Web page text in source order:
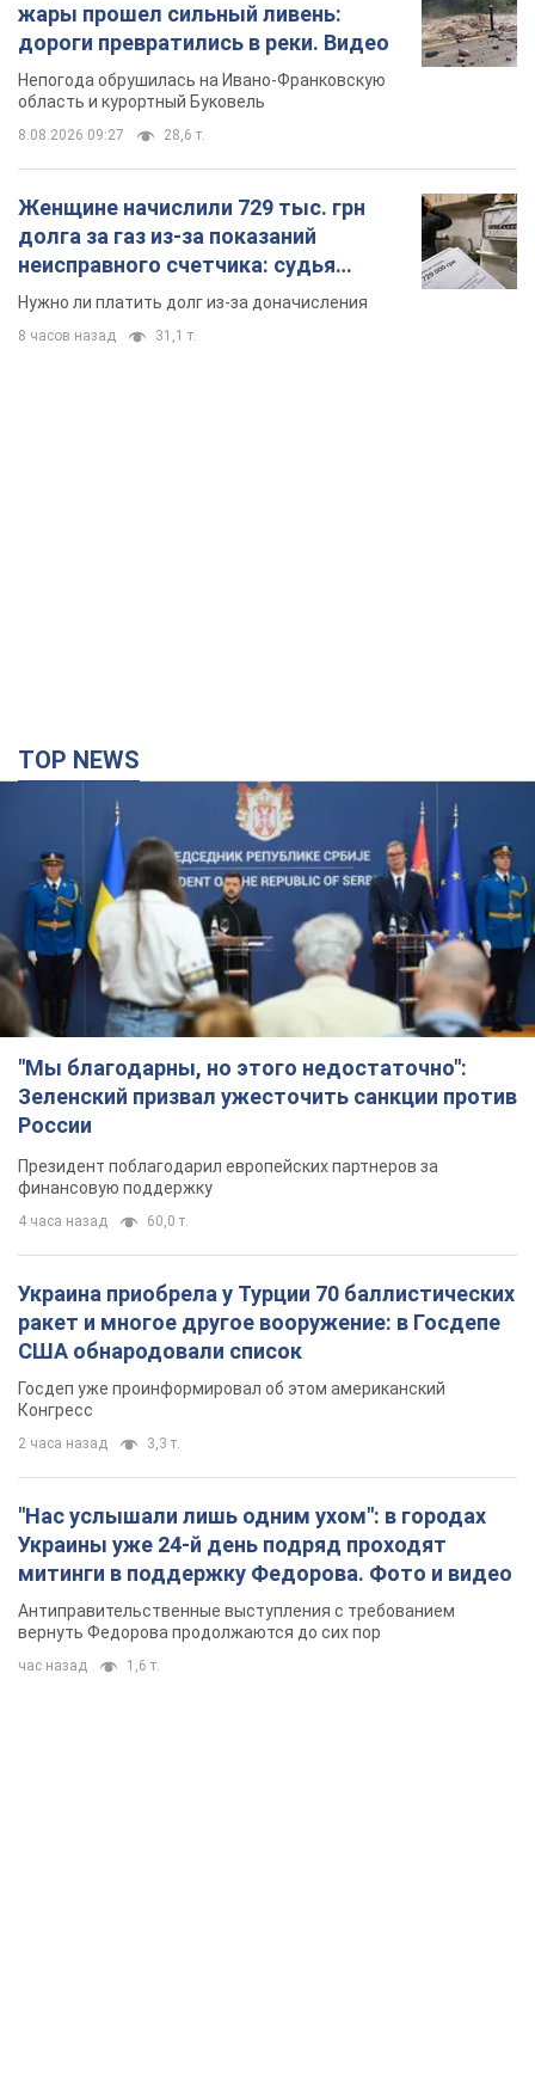
жары прошел сильный ливень:
дороги превратились в реки. Видео
Непогода обрушилась на Ивано-Франковскую
область и курортный Буковель
8.08.2026 09:27 28,6 т.
Женщине начислили 729 тыс. грн
долга за газ из-за показаний
неисправного счетчика: судья
вынес неожиданное решение
Нужно ли платить долг из-за доначисления
8 часов назад 31,1 т.
TOP NEWS
"Мы благодарны, но этого недостаточно":
Зеленский призвал ужесточить санкции против
России
Президент поблагодарил европейских партнеров за
финансовую поддержку
4 часа назад 60,0 т.
Украина приобрела у Турции 70 баллистических
ракет и многое другое вооружение: в Госдепе
США обнародовали список
Госдеп уже проинформировал об этом американский
Конгресс
2 часа назад 3,3 т.
"Нас услышали лишь одним ухом": в городах
Украины уже 24-й день подряд проходят
митинги в поддержку Федорова. Фото и видео
Антиправительственные выступления с требованием
вернуть Федорова продолжаются до сих пор
час назад 1,6 т.